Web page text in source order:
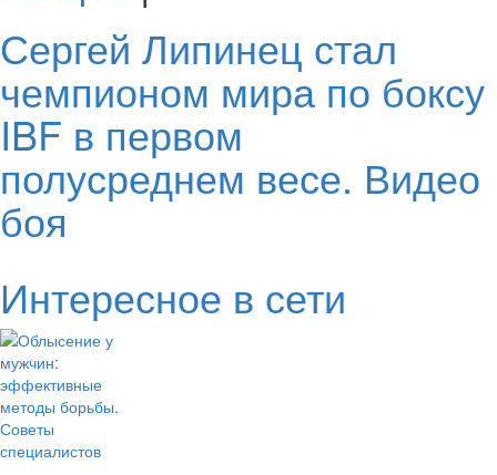
Сергей Липинец стал
чемпионом мира по боксу
IBF в первом
полусреднем весе. Видео
боя
Интересное в сети